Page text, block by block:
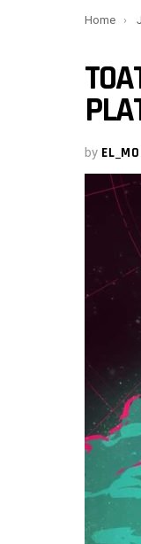
You are
Home
by